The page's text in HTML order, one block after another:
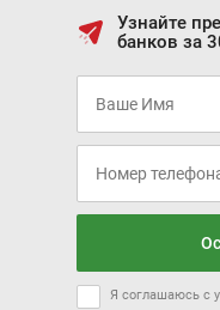
Узнайте
банков за
Я соглашаюсь с